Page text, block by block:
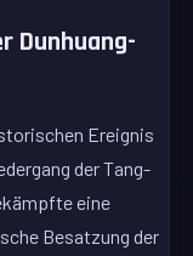
Dunhuang-
Ereignis
der Tang-
eine
Besatzung der